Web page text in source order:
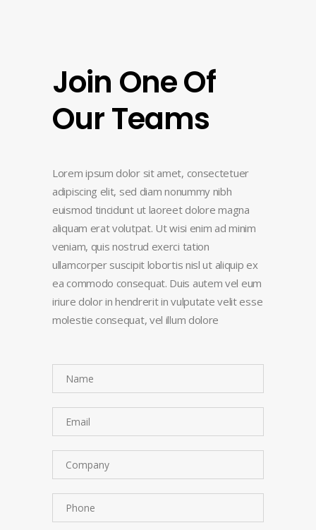
Join One Of
Our Teams
Lorem ipsum dolor sit amet, consectetuer
adipiscing elit, sed diam nonummy nibh
euismod tincidunt ut laoreet dolore magna
aliquam erat volutpat. Ut wisi enim ad minim
veniam, quis nostrud exerci tation
ullamcorper suscipit lobortis nisl ut aliquip ex
ea commodo consequat. Duis autem vel eum
iriure dolor in hendrerit in vulputate velit esse
molestie consequat, vel illum dolore